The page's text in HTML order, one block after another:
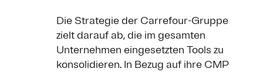
Die Strategie der Carrefour-Gruppe
zielt darauf ab, die im gesamten
Unternehmen eingesetzten Tools zu
konsolidieren. In Bezug auf ihre CMP